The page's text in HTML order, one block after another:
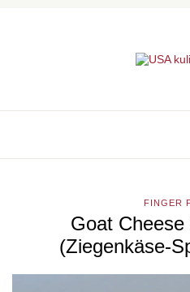
FINGER
Goat
(Ziegenkäse-